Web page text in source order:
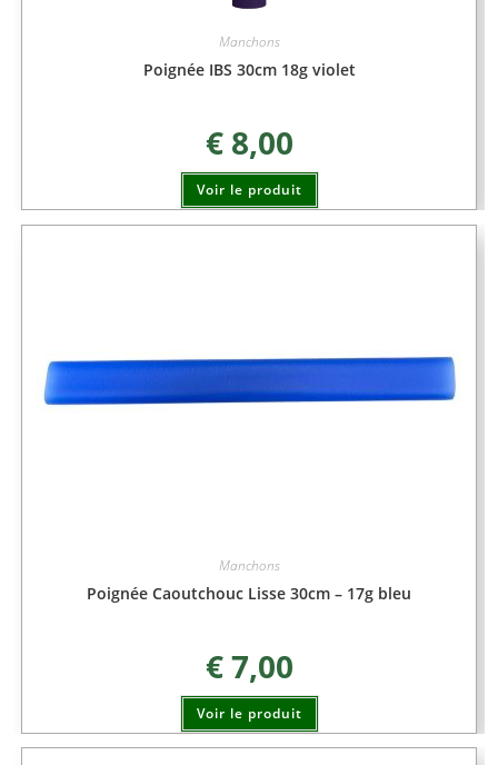
Manchons
Poignée IBS 30cm 18g violet
€8,00
Voir le produit
Manchons
Poignée Caoutchouc Lisse 30cm – 17g bleu
€7,00
Voir le produit